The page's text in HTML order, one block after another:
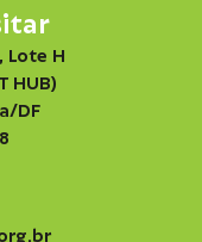
Lote H
HUB)
DF